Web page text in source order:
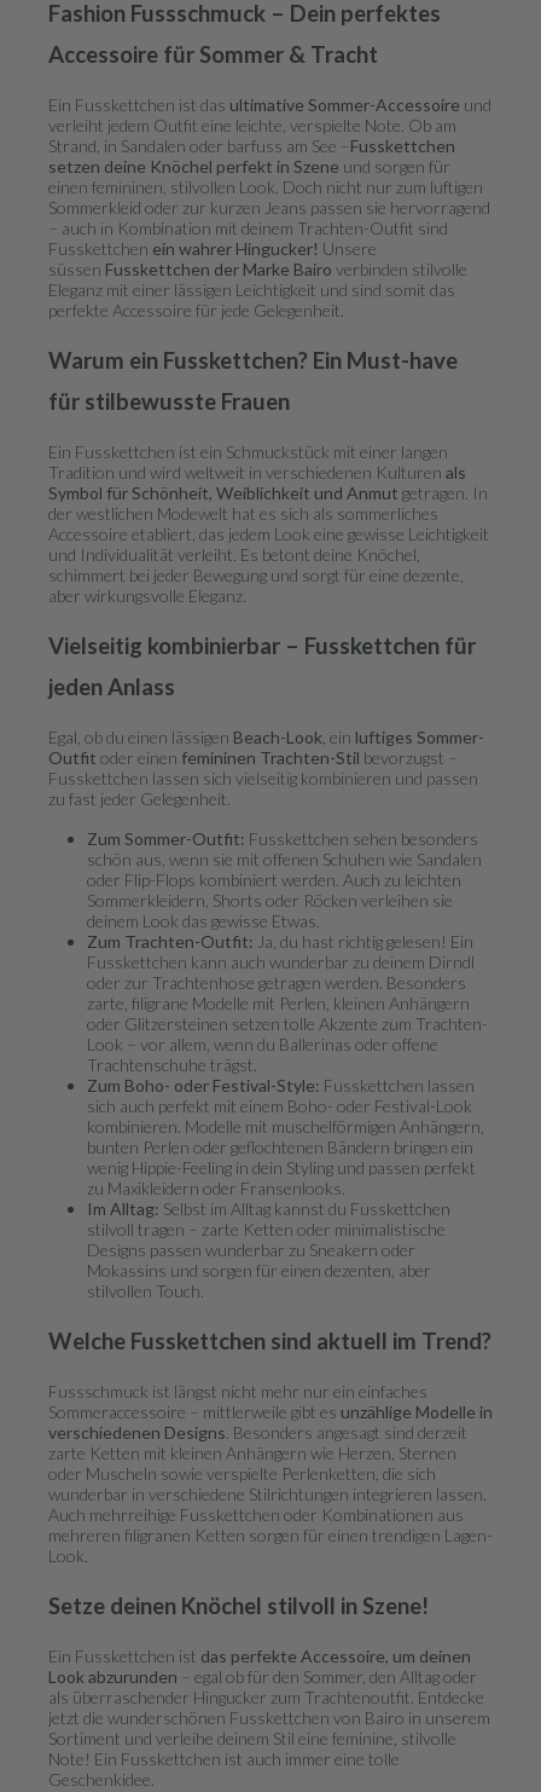
Fashion Fussschmuck – Dein perfektes
Accessoire für Sommer & Tracht
Ein Fusskettchen ist das ultimative Sommer-Accessoire und
verleiht jedem Outfit eine leichte, verspielte Note. Ob am
Strand, in Sandalen oder barfuss am See –Fusskettchen
setzen deine Knöchel perfekt in Szene und sorgen für
einen femininen, stilvollen Look. Doch nicht nur zum luftigen
Sommerkleid oder zur kurzen Jeans passen sie hervorragend
– auch in Kombination mit deinem Trachten-Outfit sind
Fusskettchen ein wahrer Hingucker! Unsere
süssen Fusskettchen der Marke Bairo verbinden stilvolle
Eleganz mit einer lässigen Leichtigkeit und sind somit das
perfekte Accessoire für jede Gelegenheit.
Warum ein Fusskettchen? Ein Must-have
für stilbewusste Frauen
Ein Fusskettchen ist ein Schmuckstück mit einer langen
Tradition und wird weltweit in verschiedenen Kulturen als
Symbol für Schönheit, Weiblichkeit und Anmut getragen. In
der westlichen Modewelt hat es sich als sommerliches
Accessoire etabliert, das jedem Look eine gewisse Leichtigkeit
und Individualität verleiht. Es betont deine Knöchel,
schimmert bei jeder Bewegung und sorgt für eine dezente,
aber wirkungsvolle Eleganz.
Vielseitig kombinierbar – Fusskettchen für
jeden Anlass
Egal, ob du einen lässigen Beach-Look, ein luftiges Sommer-
Outfit oder einen femininen Trachten-Stil bevorzugst –
Fusskettchen lassen sich vielseitig kombinieren und passen
zu fast jeder Gelegenheit.
Zum Sommer-Outfit: Fusskettchen sehen besonders
schön aus, wenn sie mit offenen Schuhen wie Sandalen
oder Flip-Flops kombiniert werden. Auch zu leichten
Sommerkleidern, Shorts oder Röcken verleihen sie
deinem Look das gewisse Etwas.
Zum Trachten-Outfit: Ja, du hast richtig gelesen! Ein
Fusskettchen kann auch wunderbar zu deinem Dirndl
oder zur Trachtenhose getragen werden. Besonders
zarte, filigrane Modelle mit Perlen, kleinen Anhängern
oder Glitzersteinen setzen tolle Akzente zum Trachten-
Look – vor allem, wenn du Ballerinas oder offene
Trachtenschuhe trägst.
Zum Boho- oder Festival-Style: Fusskettchen lassen
sich auch perfekt mit einem Boho- oder Festival-Look
kombinieren. Modelle mit muschelförmigen Anhängern,
bunten Perlen oder geflochtenen Bändern bringen ein
wenig Hippie-Feeling in dein Styling und passen perfekt
zu Maxikleidern oder Fransenlooks.
Im Alltag: Selbst im Alltag kannst du Fusskettchen
stilvoll tragen – zarte Ketten oder minimalistische
Designs passen wunderbar zu Sneakern oder
Mokassins und sorgen für einen dezenten, aber
stilvollen Touch.
Welche Fusskettchen sind aktuell im Trend?
Fussschmuck ist längst nicht mehr nur ein einfaches
Sommeraccessoire – mittlerweile gibt es unzählige Modelle in
verschiedenen Designs. Besonders angesagt sind derzeit
zarte Ketten mit kleinen Anhängern wie Herzen, Sternen
oder Muscheln sowie verspielte Perlenketten, die sich
wunderbar in verschiedene Stilrichtungen integrieren lassen.
Auch mehrreihige Fusskettchen oder Kombinationen aus
mehreren filigranen Ketten sorgen für einen trendigen Lagen-
Look.
Setze deinen Knöchel stilvoll in Szene!
Ein Fusskettchen ist das perfekte Accessoire, um deinen
Look abzurunden – egal ob für den Sommer, den Alltag oder
als überraschender Hingucker zum Trachtenoutfit. Entdecke
jetzt die wunderschönen Fusskettchen von Bairo in unserem
Sortiment und verleihe deinem Stil eine feminine, stilvolle
Note! Ein Fusskettchen ist auch immer eine tolle
Geschenkidee.